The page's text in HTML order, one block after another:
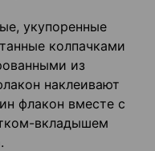
укупоренные
колпачками
из
наклеивают
флакон вместе с
вкладышем